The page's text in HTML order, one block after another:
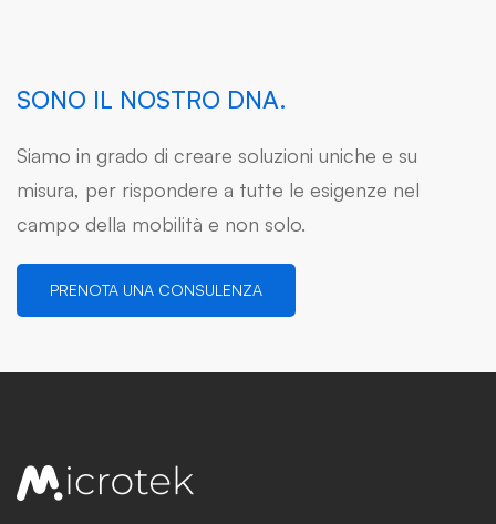
SONO IL NOSTRO DNA.
Siamo in grado di creare soluzioni uniche e su
misura, per rispondere a tutte le esigenze nel
campo della mobilità e non solo.
PRENOTA UNA CONSULENZA